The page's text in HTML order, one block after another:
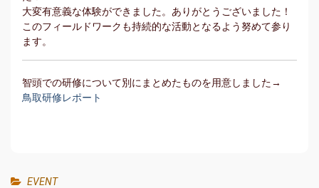
大変有意義な体験ができました。ありがとうございました！
このフィールドワークも持続的な活動となるよう努めて参り
ます。
智頭での研修について別にまとめたものを用意しました→
鳥取研修レポート
EVENT